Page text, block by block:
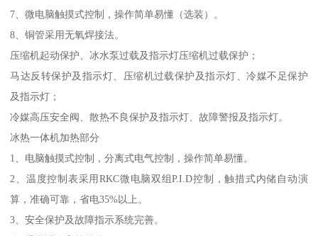
7、微电脑触摸式控制，操作简单易懂（选装）。
8、铜管采用无氧焊接法。
压缩机起动保护、冰水泵过载及指示灯压缩机过载保护；
马达反转保护及指示灯、压缩机过载保护及指示灯、冷媒不足保护
及指示灯；
冷媒高压安全阀、散热不良保护及指示灯、故障警报及指示灯。
冰热一体机加热部分
1、电脑触摸式控制，分离式电气控制，操作简单易懂。
2、温度控制表采用RKC微电脑双组P.I.D控制，触措式内储自动演
算，准确可靠，省电35%以上。
3、安全保护及故障指示系统完善。